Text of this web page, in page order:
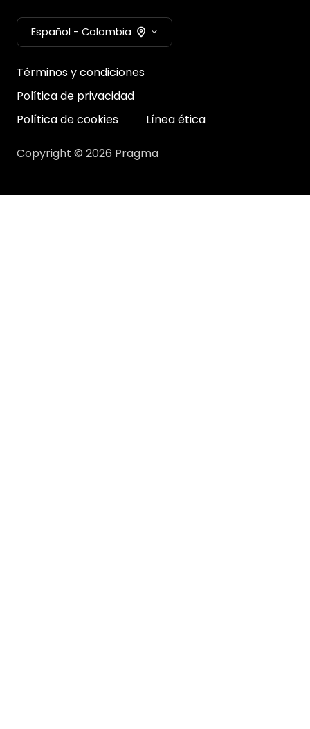
Español - Colombia
Términos y condiciones
Política de privacidad
Política de cookies
Línea ética
Copyright © 2026 Pragma